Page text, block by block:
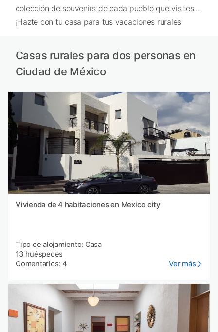
colección de souvenirs de cada pueblo que visites...
¡Hazte con tu casa para tus vacaciones rurales!
Casas rurales para dos personas en
Ciudad de México
Vivienda de 4 habitaciones en Mexico city
Tipo de alojamiento: Casa
13 huéspedes
Comentarios: 4
Ver más